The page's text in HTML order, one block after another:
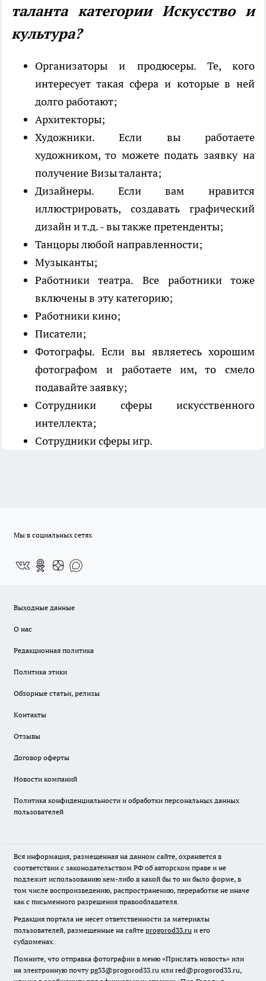
таланта категории Искусство и
культура?
Организаторы и продюсеры. Те, кого
интересует такая сфера и которые в ней
долго работают;
Архитекторы;
Художники. Если вы работаете
художником, то можете подать заявку на
получение Визы таланта;
Дизайнеры. Если вам нравится
иллюстрировать, создавать графический
дизайн и т.д. - вы также претенденты;
Танцоры любой направленности;
Музыканты;
Работники театра. Все работники тоже
включены в эту категорию;
Работники кино;
Писатели;
Фотографы. Если вы являетесь хорошим
фотографом и работаете им, то смело
подавайте заявку;
Сотрудники сферы искусственного
интеллекта;
Сотрудники сферы игр.
Мы в социальных сетях
Выходные данные
О нас
Редакционная политика
Политика этики
Обзорные статьи, релизы
Контакты
Отзывы
Договор оферты
Новости компаний
Политика конфиденциальности и обработки персональных данных
пользователей
Вся информация, размещенная на данном сайте, охраняется в
соответствии с законодательством РФ об авторском праве и не
подлежит использованию кем-либо в какой бы то ни было форме, в
том числе воспроизведению, распространению, переработке не иначе
как с письменного разрешения правообладателя.
Редакция портала не несет ответственности за материалы
пользователей, размещенные на сайте progorod33.ru и его
субдоменах.
Помните, что отправка фотографии в меню «Прислать новость» или
на электронную почту pg33@progorod33.ru или red@progorod33.ru,